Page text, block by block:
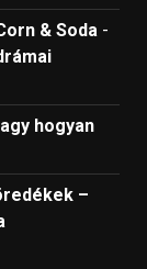
& Soda -
hogyan
–